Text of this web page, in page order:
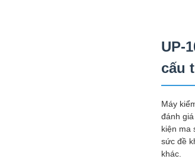
UP-
cấu
Máy
đánh
kiện ma
sức đề
khác.